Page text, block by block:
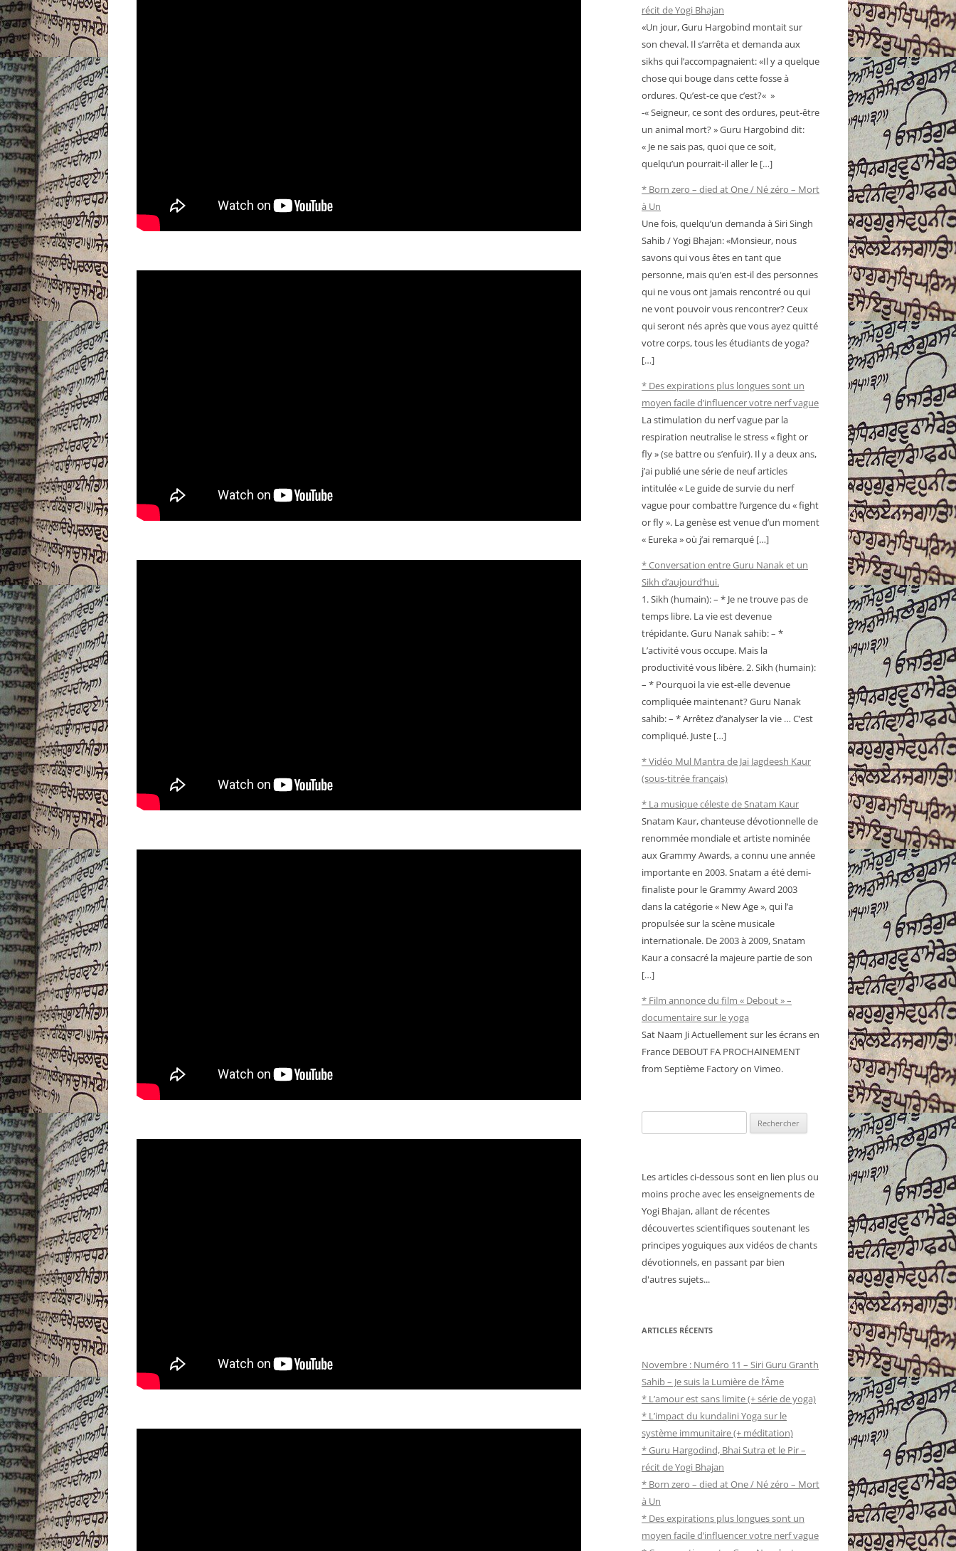
récit de Yogi Bhajan
«Un jour, Guru Hargobind montait sur
son cheval. Il s’arrêta et demanda aux
sikhs qui l’accompagnaient: «Il y a quelque
chose qui bouge dans cette fosse à
ordures. Qu’est-ce que c’est?« »
-« Seigneur, ce sont des ordures, peut-être
un animal mort? » Guru Hargobind dit:
« Je ne sais pas, quoi que ce soit,
quelqu’un pourrait-il aller le […]
* Born zero – died at One / Né zéro – Mort
à Un
Une fois, quelqu’un demanda à Siri Singh
Sahib / Yogi Bhajan: «Monsieur, nous
savons qui vous êtes en tant que
personne, mais qu’en est-il des personnes
qui ne vous ont jamais rencontré ou qui
ne vont pouvoir vous rencontrer? Ceux
qui seront nés après que vous ayez quitté
votre corps, tous les étudiants de yoga?
[…]
* Des expirations plus longues sont un
moyen facile d’influencer votre nerf vague
La stimulation du nerf vague par la
respiration neutralise le stress « fight or
fly » (se battre ou s’enfuir). Il y a deux ans,
j’ai publié une série de neuf articles
intitulée « Le guide de survie du nerf
vague pour combattre l’urgence du « fight
or fly ». La genèse est venue d’un moment
« Eureka » où j’ai remarqué […]
* Conversation entre Guru Nanak et un
Sikh d’aujourd’hui.
1. Sikh (humain): – * Je ne trouve pas de
temps libre. La vie est devenue
trépidante. Guru Nanak sahib: – *
L’activité vous occupe. Mais la
productivité vous libère. 2. Sikh (humain):
– * Pourquoi la vie est-elle devenue
compliquée maintenant? Guru Nanak
sahib: – * Arrêtez d’analyser la vie … C’est
compliqué. Juste […]
* Vidéo Mul Mantra de Jai Jagdeesh Kaur
(sous-titrée français)
* La musique céleste de Snatam Kaur
Snatam Kaur, chanteuse dévotionnelle de
renommée mondiale et artiste nominée
aux Grammy Awards, a connu une année
importante en 2003. Snatam a été demi-
finaliste pour le Grammy Award 2003
dans la catégorie « New Age », qui l’a
propulsée sur la scène musicale
internationale. De 2003 à 2009, Snatam
Kaur a consacré la majeure partie de son
[…]
* Film annonce du film « Debout » –
documentaire sur le yoga
Sat Naam Ji Actuellement sur les écrans en
France DEBOUT FA PROCHAINEMENT
from Septième Factory on Vimeo.
Les articles ci-dessous sont en lien plus ou
moins proche avec les enseignements de
Yogi Bhajan, allant de récentes
découvertes scientifiques soutenant les
principes yoguiques aux vidéos de chants
dévotionnels, en passant par bien
d'autres sujets...
ARTICLES RÉCENTS
Novembre : Numéro 11 – Siri Guru Granth
Sahib – Je suis la Lumière de l’Âme
* L’amour est sans limite (+ série de yoga)
* L’impact du kundalini Yoga sur le
système immunitaire (+ méditation)
* Guru Hargodind, Bhai Sutra et le Pir –
récit de Yogi Bhajan
* Born zero – died at One / Né zéro – Mort
à Un
* Des expirations plus longues sont un
moyen facile d’influencer votre nerf vague